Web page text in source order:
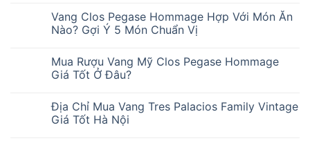
Vang Clos Pegase Hommage Hợp Với Món Ăn
Nào? Gợi Ý 5 Món Chuẩn Vị
Mua Rượu Vang Mỹ Clos Pegase Hommage
Giá Tốt Ở Đâu?
Địa Chỉ Mua Vang Tres Palacios Family Vintage
Giá Tốt Hà Nội